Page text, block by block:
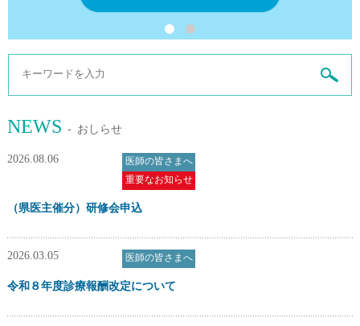
各種行事・研修会
勤務医向け
あなたの町のお医者さん
予防接種
宮崎県医師会について
NEWS おしらせ
2026.08.06
医師の皆さまへ
重要なお知らせ
（県医主催分）研修会申込
2026.03.05 医師の皆さまへ
令和８年度診療報酬改定について